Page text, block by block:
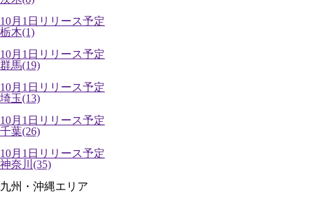
10月1日リリース予定
栃木(1)
10月1日リリース予定
群馬(19)
10月1日リリース予定
埼玉(13)
10月1日リリース予定
千葉(26)
10月1日リリース予定
神奈川(35)
九州・沖縄エリア